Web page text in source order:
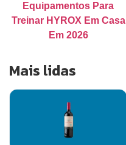
Equipamentos Para
Treinar HYROX Em Casa
Em 2026
Mais lidas